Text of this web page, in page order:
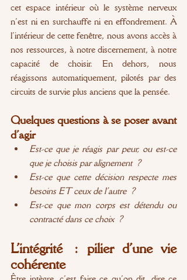
cet espace intérieur où le système nerveux
n’est ni en surchauffe ni en effondrement. À
l’intérieur de cette fenêtre, nous avons accès à
nos ressources, à notre discernement, à notre
capacité de choisir. En dehors, nous
réagissons automatiquement, pilotés par des
circuits de survie plus anciens que la pensée.
Quelques questions à se poser avant
d’agir
Est-ce que je réagis par peur, ou est-ce
que je choisis par alignement ?
Est-ce que cette décision respecte mes
besoins ET ceux de l’autre ?
Est-ce que mon corps est détendu ou
contracté dans ce choix ?
L’intégrité : pilier d’une vie
cohérente